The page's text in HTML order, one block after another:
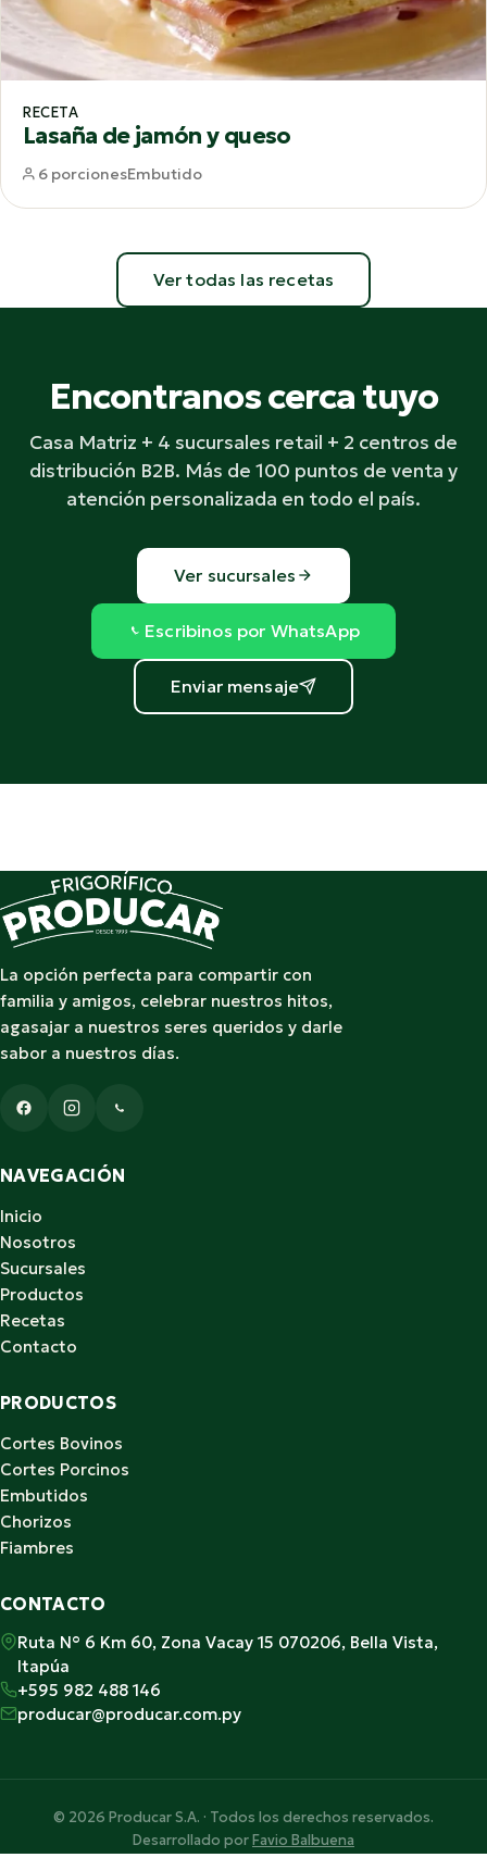
RECETA
Lasaña de jamón y queso
6 porcionesEmbutido
Ver todas las recetas
Encontranos cerca tuyo
Casa Matriz + 4 sucursales retail + 2 centros de
distribución B2B. Más de 100 puntos de venta y
atención personalizada en todo el país.
Ver sucursales
Escribinos por WhatsApp
Enviar mensaje
La opción perfecta para compartir con
familia y amigos, celebrar nuestros hitos,
agasajar a nuestros seres queridos y darle
sabor a nuestros días.
NAVEGACIÓN
Inicio
Nosotros
Sucursales
Productos
Recetas
Contacto
PRODUCTOS
Cortes Bovinos
Cortes Porcinos
Embutidos
Chorizos
Fiambres
CONTACTO
Ruta N° 6 Km 60, Zona Vacay 15 070206, Bella Vista,
Itapúa
+595 982 488 146
producar@producar.com.py
© 2026 Producar S.A. · Todos los derechos reservados.
Desarrollado porFavio Balbuena